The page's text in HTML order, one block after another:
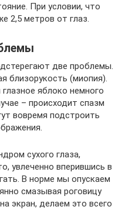
При условии, что
2,5 метров от глаз.
две проблемы.
близорукость (миопия).
яблоко немного
– происходит спазм
вовремя подстроить
сухого глаза,
увлеченно вперившись в
В норме мы опускаем
смазывая роговицу
экран, делаем это всего